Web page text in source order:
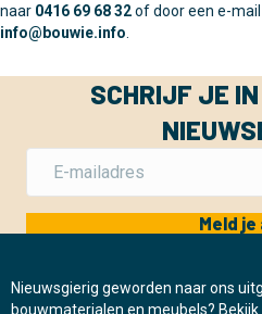
naar 0416 69 68 32of door een e-
info@bouwie.info.
SCHRIJF JE IN
Meld je
Nieuwsgierig geworden naar ons
bouwmaterialen en meubels?